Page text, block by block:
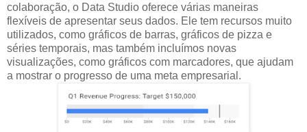
colaboração, o Data Studio oferece várias maneiras
flexíveis de apresentar seus dados. Ele tem recursos muito
utilizados, como gráficos de barras, gráficos de pizza e
séries temporais, mas também incluímos novas
visualizações, como gráficos com marcadores, que ajudam
a mostrar o progresso de uma meta empresarial.